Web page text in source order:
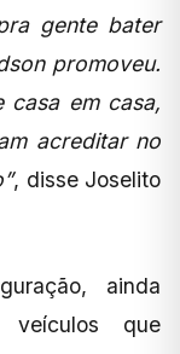
gente bater
promoveu.
casa em casa,
acreditar no
, disse Joselito
ainda
veículos que